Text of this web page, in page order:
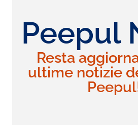
Peepul
Resta
ultime notizie